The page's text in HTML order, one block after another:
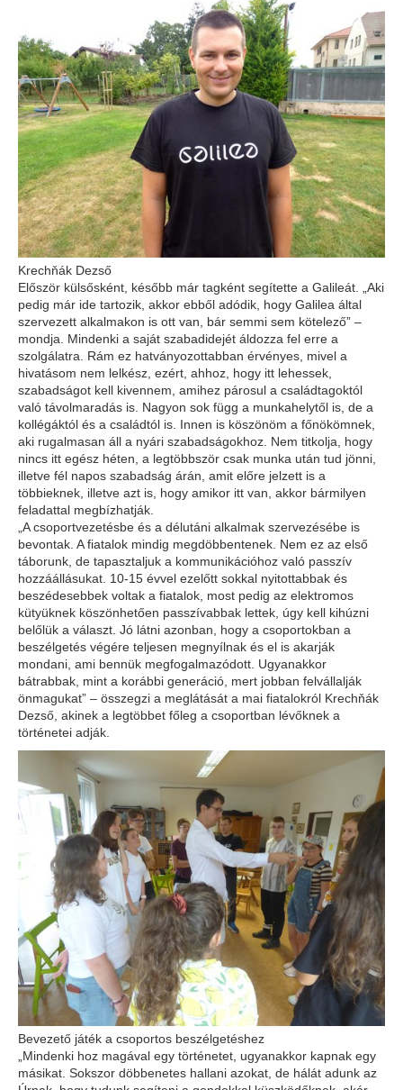
Krechňák Dezső
Először külsősként, később már tagként segítette a Galileát. „Aki
pedig már ide tartozik, akkor ebből adódik, hogy Galilea által
szervezett alkalmakon is ott van, bár semmi sem kötelező” –
mondja. Mindenki a saját szabadidejét áldozza fel erre a
szolgálatra. Rám ez hatványozottabban érvényes, mivel a
hivatásom nem lelkész, ezért, ahhoz, hogy itt lehessek,
szabadságot kell kivennem, amihez párosul a családtagoktól
való távolmaradás is. Nagyon sok függ a munkahelytől is, de a
kollégáktól és a családtól is. Innen is köszönöm a főnökömnek,
aki rugalmasan áll a nyári szabadságokhoz. Nem titkolja, hogy
nincs itt egész héten, a legtöbbször csak munka után tud jönni,
illetve fél napos szabadság árán, amit előre jelzett is a
többieknek, illetve azt is, hogy amikor itt van, akkor bármilyen
feladattal megbízhatják.
„A csoportvezetésbe és a délutáni alkalmak szervezésébe is
bevontak. A fiatalok mindig megdöbbentenek. Nem ez az első
táborunk, de tapasztaljuk a kommunikációhoz való passzív
hozzáállásukat. 10-15 évvel ezelőtt sokkal nyitottabbak és
beszédesebbek voltak a fiatalok, most pedig az elektromos
kütyüknek köszönhetően passzívabbak lettek, úgy kell kihúzni
belőlük a választ. Jó látni azonban, hogy a csoportokban a
beszélgetés végére teljesen megnyílnak és el is akarják
mondani, ami bennük megfogalmazódott. Ugyanakkor
bátrabbak, mint a korábbi generáció, mert jobban felvállalják
önmagukat” – összegzi a meglátását a mai fiatalokról Krechňák
Dezső, akinek a legtöbbet főleg a csoportban lévőknek a
történetei adják.
Bevezető játék a csoportos beszélgetéshez
„Mindenki hoz magával egy történetet, ugyanakkor kapnak egy
másikat. Sokszor döbbenetes hallani azokat, de hálát adunk az